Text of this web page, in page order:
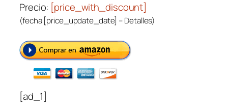
Precio: [price_with_discount]
(fecha [price_update_date] –Detalles)
[ad_1]